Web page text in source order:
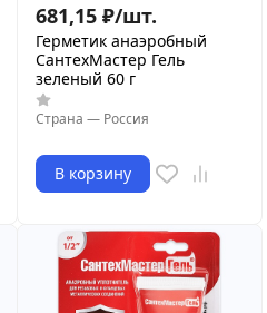
681,15 ₽/шт.
Герметик анаэробный
СантехМастер Гель
зеленый 60 г
Страна — Россия
В корзину